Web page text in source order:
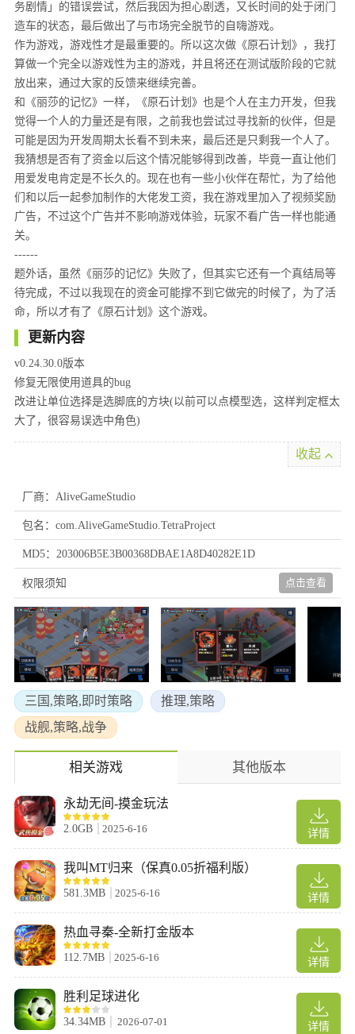
务剧情」的错误尝试，然后我因为担心剧透，又长时间的处于闭门
造车的状态，最后做出了与市场完全脱节的自嗨游戏。
作为游戏，游戏性才是最重要的。所以这次做《原石计划》，我打
算做一个完全以游戏性为主的游戏，并且将还在测试版阶段的它就
放出来，通过大家的反馈来继续完善。
和《丽莎的记忆》一样，《原石计划》也是个人在主力开发，但我
觉得一个人的力量还是有限，之前我也尝试过寻找新的伙伴，但是
可能是因为开发周期太长看不到未来，最后还是只剩我一个人了。
我猜想是否有了资金以后这个情况能够得到改善，毕竟一直让他们
用爱发电肯定是不长久的。现在也有一些小伙伴在帮忙，为了给他
们和以后一起参加制作的大佬发工资，我在游戏里加入了视频奖励
广告，不过这个广告并不影响游戏体验，玩家不看广告一样也能通
关。
------
题外话，虽然《丽莎的记忆》失败了，但其实它还有一个真结局等
待完成，不过以我现在的资金可能撑不到它做完的时候了，为了活
命，所以才有了《原石计划》这个游戏。
更新内容
v0.24.30.0版本
修复无限使用道具的bug
改进让单位选择是选脚底的方块(以前可以点模型选，这样判定框太
大了，很容易误选中角色)
收起
厂商：AliveGameStudio
包名：com.AliveGameStudio.TetraProject
MD5：203006B5E3B00368DBAE1A8D40282E1D
权限须知 点击查看
三国,策略,即时策略
推理,策略
战舰,策略,战争
相关游戏 其他版本
详情
永劫无间-摸金玩法
2.0GB 2025-6-16
详情
我叫MT归来（保真0.05折福利版）
581.3MB 2025-6-16
详情
热血寻秦-全新打金版本
112.7MB 2025-6-16
详情
胜利足球进化
34.34MB 2026-07-01